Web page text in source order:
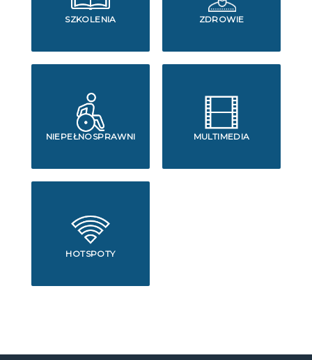
SZKOLENIA ZDROWIE
NIEPEŁNOSPRAWNI MULTIMEDIA
HOTSPOTY